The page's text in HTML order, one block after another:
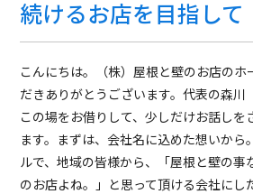
続けるお店を目指して
こんにちは。（株）屋根と壁のお店のホ
だきありがとうございます。代表の森川
この場をお借りして、少しだけお話しを
ます。まずは、会社名に込めた想いから
ルで、地域の皆様から、「屋根と壁の事
のお店よね。」と思って頂ける会社にし